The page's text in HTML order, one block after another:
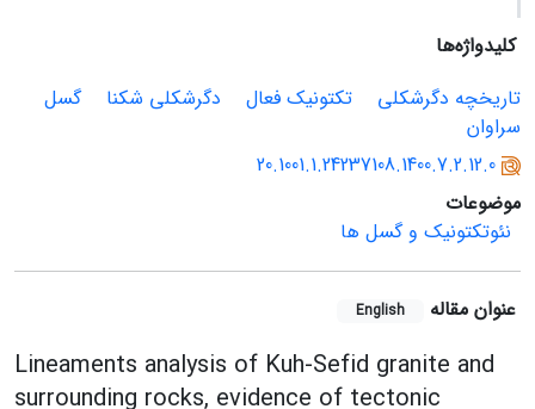
کلیدواژه‌ها
تاریخچه دگرشکلی
تکتونیک فعال دگرشکلی شکنا
گسل
سراوان
20.1001.1.24237108.1400.7.2.12.0
موضوعات
نئوتکتونیک و گسل ها
عنوان مقاله English
Lineaments analysis of Kuh-Sefid granite and
surrounding rocks, evidence of tectonic